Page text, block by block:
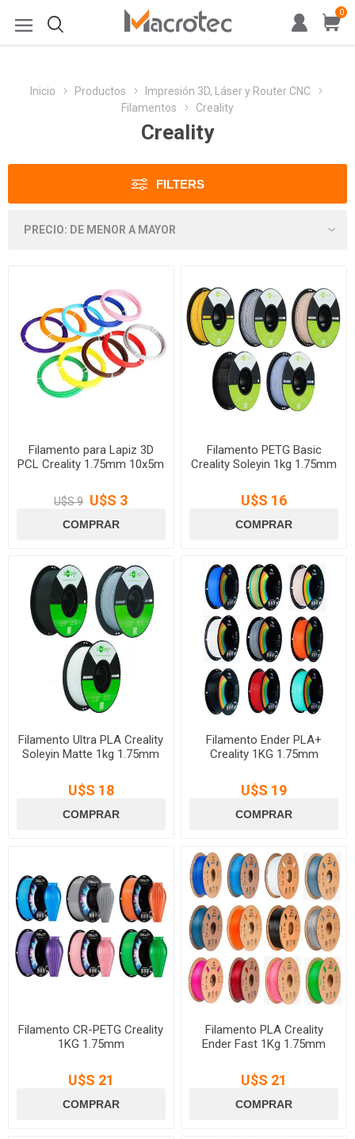
0
Inicio Productos
Impresión 3D, Láser y Router CNC
Filamentos
Creality
Creality
FILTERS
Filamento para Lapiz 3D
PCL Creality 1.75mm 10x5m
U$S 9 U$S 3
Filamento PETG Basic
Creality Soleyin 1kg 1.75mm
U$S 16
Filamento Ultra PLA Creality
Soleyin Matte 1kg 1.75mm
U$S 18
Filamento Ender PLA+
Creality 1KG 1.75mm
U$S 19
Filamento CR-PETG Creality
1KG 1.75mm
U$S 21
Filamento PLA Creality
Ender Fast 1Kg 1.75mm
U$S 21